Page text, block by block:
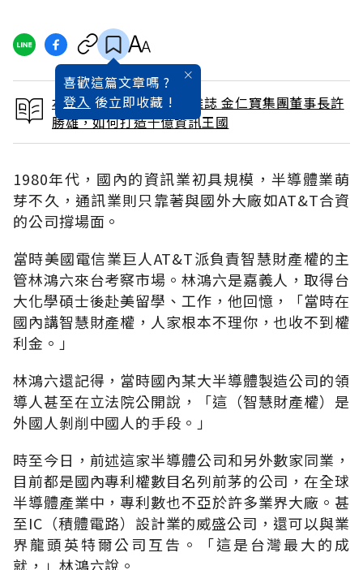
喜歡這篇文章嗎 ?
登入 後立即收藏 !
本文出自 2002 / 5月號雜誌 金仁寶集團董事長許
勝雄，如何打造千億資訊王國
1980年代，國內的資訊業初具規模，半導體業萌
芽不久，通訊業則只靠著與國外大廠如AT&T合資
的公司撐場面。
當時美國電信業巨人AT&T派負責智慧財產權的主
管林鴻六來台考察市場。林鴻六是嘉義人，取得台
大化學碩士後赴美留學、工作，他回憶，「當時在
國內講智慧財產權，人家根本不理你，也收不到權
利金。」
林鴻六還記得，當時國內某大半導體製造公司的領
導人甚至在立法院公開說，「這（智慧財產權）是
外國人剝削中國人的手段。」
時至今日，前述這家半導體公司和另外數家同業，
目前都是國內專利權數目名列前茅的公司，在全球
半導體產業中，專利數也不亞於許多業界大廠。甚
至IC（積體電路）設計業的威盛公司，還可以與業
界龍頭英特爾公司互告。「這是台灣最大的成
就，」林鴻六說。